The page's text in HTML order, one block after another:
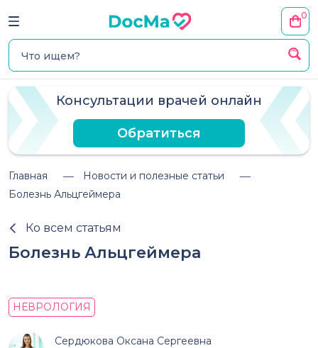
0
Консультации врачей онлайн
Обратиться
Главная
Новости и полезные статьи
Болезнь Альцгеймера
Ко всем статьям
Болезнь Альцгеймера
НЕВРОЛОГИЯ
Сердюкова Оксана Сергеевна